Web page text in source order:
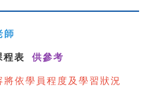
師
程表 供參考
依學員程度及學習狀況